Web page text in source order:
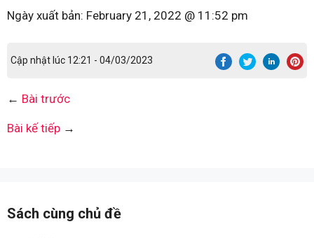
Ngày xuất bản: February 21, 2022 @ 11:52 pm
Cập nhật lúc 12:21 - 04/03/2023
← Bài trước
Bài kế tiếp →
Sách cùng chủ đề